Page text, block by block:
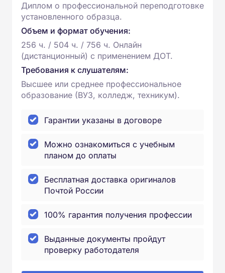
Диплом о профессиональной переподготовке
установленного образца.
Объем и формат обучения:
256 ч. / 504 ч. / 756 ч. Онлайн
(дистанционный) с применением ДОТ.
Требования к слушателям:
Высшее или среднее профессиональное
образование (ВУЗ, колледж, техникум).
Гарантии указаны в договоре
Можно ознакомиться с учебным
планом до оплаты
Бесплатная доставка оригиналов
Почтой России
100% гарантия получения профессии
Выданные документы пройдут
проверку работодателя